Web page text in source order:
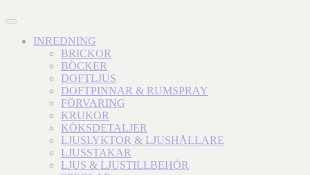
INREDNING
BRICKOR
BÖCKER
DOFTLJUS
DOFTPINNAR & RUMSPRAY
FÖRVARING
KRUKOR
KÖKSDETALJER
LJUSLYKTOR & LJUSHÅLLARE
LJUSSTAKAR
LJUS & LJUSTILLBEHÖR